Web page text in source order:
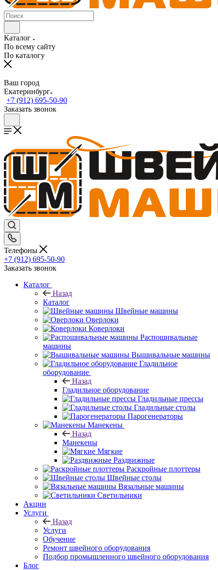
Каталог
По всему сайту
По каталогу
Ваш город
Екатеринбург
+7 (912) 695-50-90
Заказать звонок
Телефоны
+7 (912) 695-50-90
Заказать звонок
Каталог
Назад
Каталог
Швейные машины
Оверлоки
Коверлоки
Распошивальные
машины
Вышивальные машины
Гладильное
оборудование
Назад
Гладильное оборудование
Гладильные прессы
Гладильные столы
Парогенераторы
Манекены
Назад
Манекены
Мягкие
Раздвижные
Раскройные плоттеры
Швейные столы
Вязальные машины
Светильники
Акции
Услуги
Назад
Услуги
Обучение
Ремонт швейного оборудования
Подбор промышленного швейного оборудования
Блог